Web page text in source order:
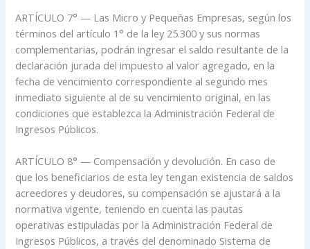
ARTÍCULO 7° — Las Micro y Pequeñas Empresas, según los
términos del artículo 1° de la ley 25.300 y sus normas
complementarias, podrán ingresar el saldo resultante de la
declaración jurada del impuesto al valor agregado, en la
fecha de vencimiento correspondiente al segundo mes
inmediato siguiente al de su vencimiento original, en las
condiciones que establezca la Administración Federal de
Ingresos Públicos.
ARTÍCULO 8° — Compensación y devolución. En caso de
que los beneficiarios de esta ley tengan existencia de saldos
acreedores y deudores, su compensación se ajustará a la
normativa vigente, teniendo en cuenta las pautas
operativas estipuladas por la Administración Federal de
Ingresos Públicos, a través del denominado Sistema de